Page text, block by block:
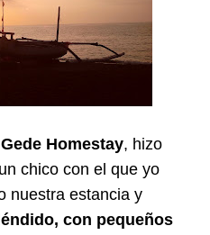
Gede Homestay, hizo
chico con el que yo
nuestra estancia y
con pequeños